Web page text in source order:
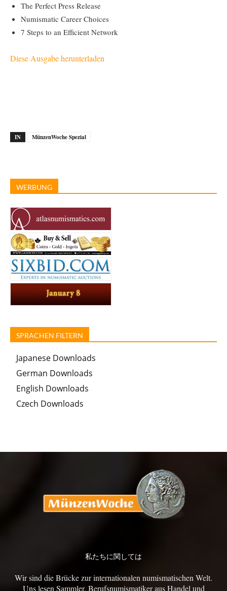
The Perfect Press Release
Numismatic Career Choices
7 Steps to an Efficient Network
Diese Ausgabe herunterladen
IN MünzenWoche Spezial
WERBUNG
SPRACHEN FILTERN
Japanese Downloads
German Downloads
English Downloads
Czech Downloads
私たちに関しては
Wir sind die Brücke zur internationalen numismatischen Welt.
Uns lesen Sammler, Berufsnumismatiker aus Handel und